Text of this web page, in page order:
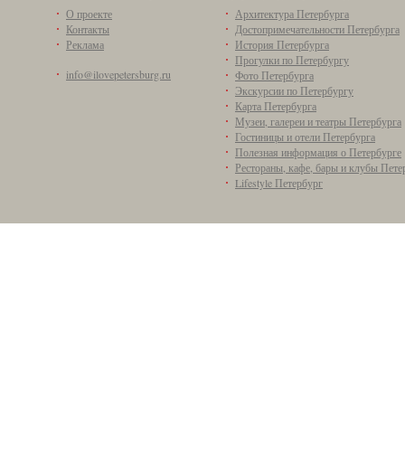
О проекте
Контакты
Реклама
info@ilovepetersburg.ru
Архитектура Петербурга
Достопримечательности Петербурга
История Петербурга
Прогулки по Петербургу
Фото Петербурга
Экскурсии по Петербургу
Карта Петербурга
Музеи, галереи и театры Петербурга
Гостиницы и отели Петербурга
Полезная информация о Петербурге
Рестораны, кафе, бары и клубы
Lifestyle Петербург